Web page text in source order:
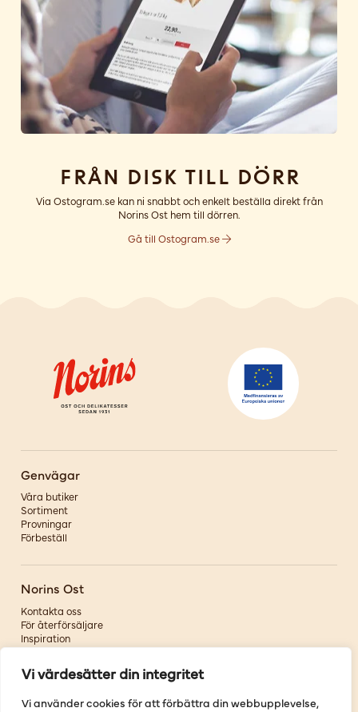
Vi värdesätter din integritet
Vi använder cookies för att förbättra din webbupplevelse,
Från disk till dörr
Via Ostogram.se kan ni snabbt och enkelt beställa direkt från
Norins Ost hem till dörren.
Gå till Ostogram.se
Genvägar
Våra butiker
Sortiment
Provningar
Förbeställ
Norins Ost
Kontakta oss
För återförsäljare
Inspiration
Om oss
Följ oss